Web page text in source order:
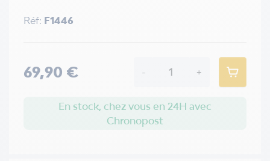
Réf: F1446
69,90 € - +
En stock, chez vous en 24H avec
Chronopost